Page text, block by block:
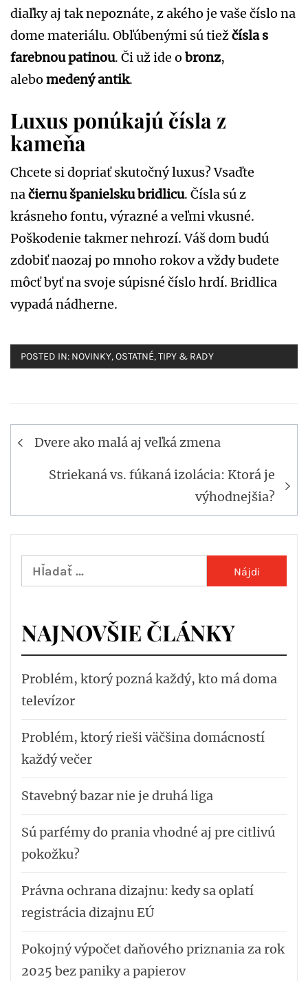
diaľky aj tak nepoznáte, z akého je vaše číslo na
dome materiálu. Obľúbenými sú tiežčísla s
farebnou patinou. Či už ide o bronz,
alebo medený antik.
Luxus ponúkajú čísla z
kameňa
Chcete si dopriať skutočný luxus? Vsaďte
načiernu španielsku bridlicu. Čísla sú z
krásneho fontu, výrazné a veľmi vkusné.
Poškodenie takmer nehrozí. Váš dom budú
zdobiť naozaj po mnoho rokov a vždy budete
môcť byť na svoje súpisné číslo hrdí. Bridlica
vypadá nádherne.
POSTED IN: NOVINKY,OSTATNÉ,TIPY & RADY
Navigácia
článku
Dvere ako malá aj veľká zmena
Striekaná vs. fúkaná izolácia: Ktorá je
výhodnejšia?
Hľadať:
NAJNOVŠIE ČLÁNKY
Problém, ktorý pozná každý, kto má doma
televízor
Problém, ktorý rieši väčšina domácností
každý večer
Stavebný bazar nie je druhá liga
Sú parfémy do prania vhodné aj pre citlivú
pokožku?
Právna ochrana dizajnu: kedy sa oplatí
registrácia dizajnu EÚ
Pokojný výpočet daňového priznania za rok
2025 bez paniky a papierov